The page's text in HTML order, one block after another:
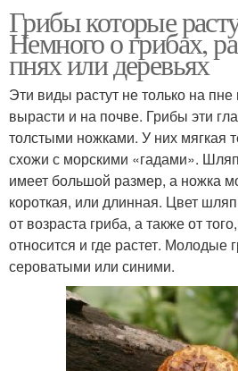
Грибы которые
Немного о грибах,
пнях или деревьях
Эти виды растут не только на
вырасти и на почве. Грибы эти
толстыми ножками. У них мягкая
схожи с морскими «гадами».
имеет большой размер, а ножка
короткая, или длинная. Цвет
от возраста гриба, а также от
относится и где растет. Молодые
сероватыми или синими.